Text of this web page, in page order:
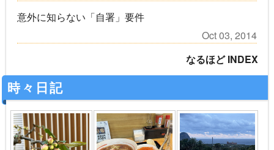
意外に知らない「自署」要件
Oct 03, 2014
なるほど INDEX
時々日記